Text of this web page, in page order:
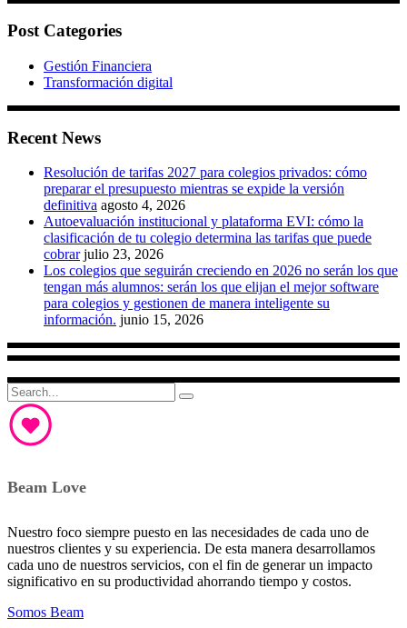
Post Categories
Gestión Financiera
Transformación digital
Recent News
Resolución de tarifas 2027 para colegios privados: cómo
preparar el presupuesto mientras se expide la versión
definitiva agosto 4, 2026
Autoevaluación institucional y plataforma EVI: cómo la
clasificación de tu colegio determina las tarifas que puede
cobrar julio 23, 2026
Los colegios que seguirán creciendo en 2026 no serán los que
tengan más alumnos: serán los que elijan el mejor software
para colegios y gestionen de manera inteligente su
información. junio 15, 2026
Search
for:
Beam Love
Nuestro foco siempre puesto en las necesidades de cada uno de
nuestros clientes y su experiencia. De esta manera desarrollamos
cada uno de nuestros servicios, con el fin de generar un impacto
significativo en su productividad ahorrando tiempo y costos.
Somos Beam